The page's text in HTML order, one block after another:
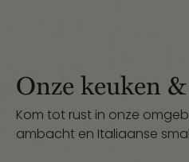
Onze keuken
Kom tot rust in onze
ambacht en Italiaanse